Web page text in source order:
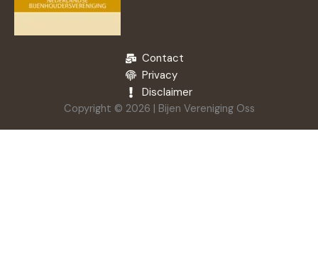
Contact
Privacy
Disclaimer
Copyright © 2026 | Bijen Vereniging Oss